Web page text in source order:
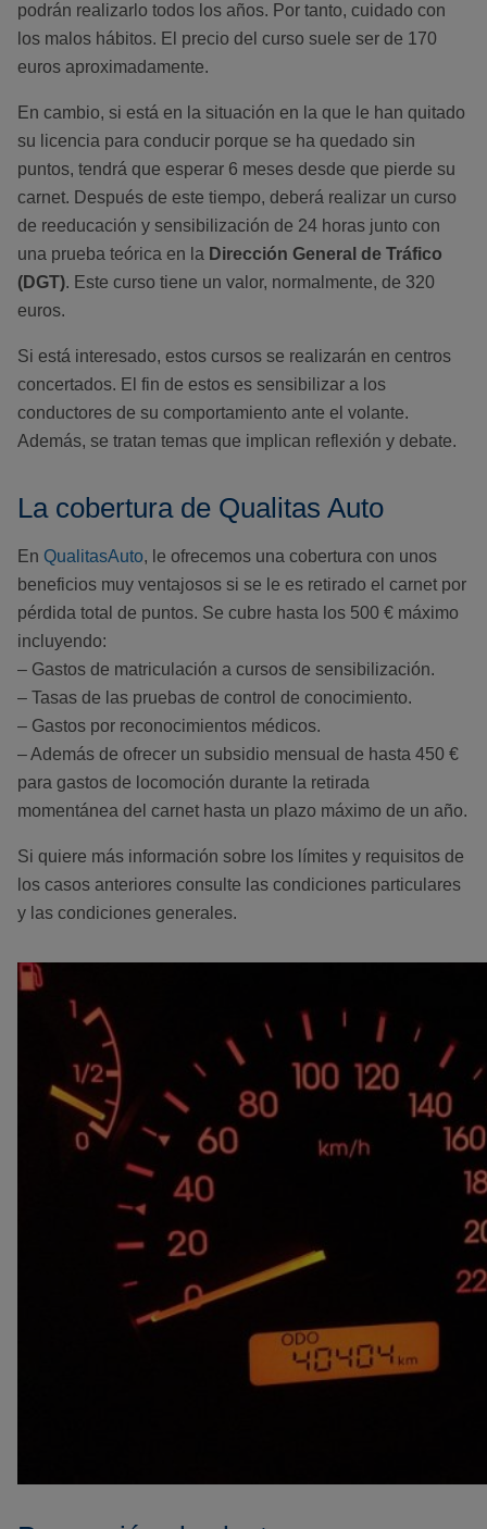
podrán realizarlo todos los años. Por tanto, cuidado con
los malos hábitos. El precio del curso suele ser de 170
euros aproximadamente.
En cambio, si está en la situación en la que le han quitado
su licencia para conducir porque se ha quedado sin
puntos, tendrá que esperar 6 meses desde que pierde su
carnet. Después de este tiempo, deberá realizar un curso
de reeducación y sensibilización de 24 horas junto con
una prueba teórica en la Dirección General de Tráfico
(DGT). Este curso tiene un valor, normalmente, de 320
euros.
Si está interesado, estos cursos se realizarán en centros
concertados. El fin de estos es sensibilizar a los
conductores de su comportamiento ante el volante.
Además, se tratan temas que implican reflexión y debate.
La cobertura de Qualitas Auto
En QualitasAuto, le ofrecemos una cobertura con unos
beneficios muy ventajosos si se le es retirado el carnet por
pérdida total de puntos. Se cubre hasta los 500 € máximo
incluyendo:
– Gastos de matriculación a cursos de sensibilización.
– Tasas de las pruebas de control de conocimiento.
– Gastos por reconocimientos médicos.
– Además de ofrecer un subsidio mensual de hasta 450 €
para gastos de locomoción durante la retirada
momentánea del carnet hasta un plazo máximo de un año.
Si quiere más información sobre los límites y requisitos de
los casos anteriores consulte las condiciones particulares
y las condiciones generales.